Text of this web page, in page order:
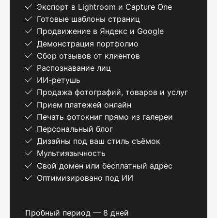
Экспорт в Lightroom и Capture One
Готовые шаблоны страниц
Продвижение в Яндекс и Google
Демонстрация портфолио
Сбор отзывов от клиентов
Распознавание лиц
ИИ-ретушь
Продажа фотографий, товаров и услуг
Прием платежей онлайн
Печать фотокниг прямо из галереи
Персональный блог
Дизайны под ваш стиль съёмок
Мультиязычность
Свой домен или бесплатный адрес
Оптимизировано под ИИ
Пробный период — 8 дней